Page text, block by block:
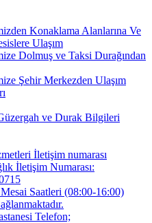
Konaklama Alanlarına Ve
Ulaşım
Dolmuş ve Taksi Durağından
Şehir Merkezden Ulaşım
ve Durak Bilgileri
İletişim numarası
İletişim Numarası:
Saatleri (08:00-16:00)
Telefon;